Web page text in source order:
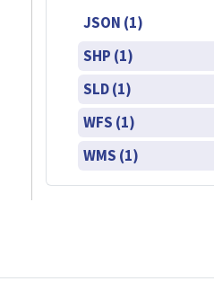
JSON (1)
SHP (1)
SLD (1)
WFS (1)
WMS (1)